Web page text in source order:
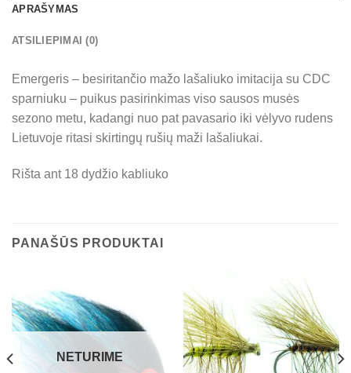
APRAŠYMAS
ATSILIEPIMAI (0)
Emergeris – besiritančio mažo lašaliuko imitacija su CDC
sparniuku – puikus pasirinkimas viso sausos musės
sezono metu, kadangi nuo pat pavasario iki vėlyvo rudens
Lietuvoje ritasi skirtingų rušių maži lašaliukai.
Rišta ant 18 dydžio kabliuko
PANAŠŪS PRODUKTAI
NETURIME